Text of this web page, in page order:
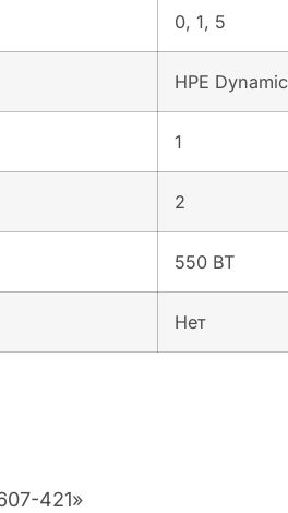
0, 1, 5
HPE
1
2
550 ВТ
Нет
421»